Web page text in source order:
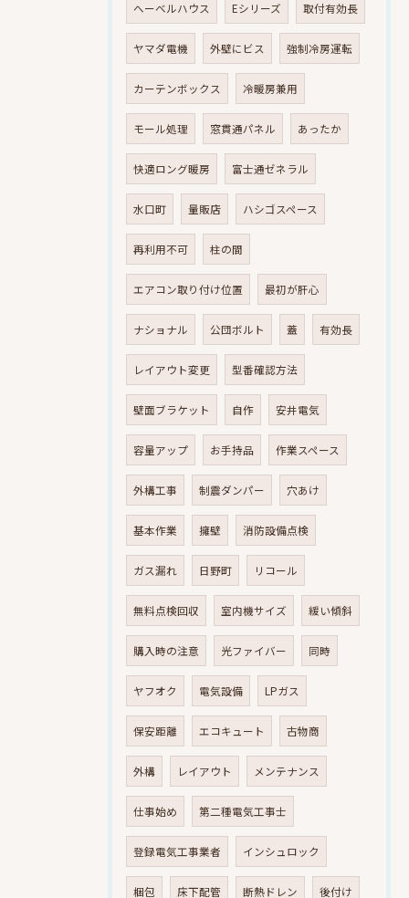
へーベルハウス Eシリーズ 取付有効長
ヤマダ電機 外壁にビス 強制冷房運転
カーテンボックス 冷暖房兼用
モール処理 窓貫通パネル あったか
快適ロング暖房 富士通ゼネラル
水口町 量販店 ハシゴスペース
再利用不可 柱の間
エアコン取り付け位置 最初が肝心
ナショナル 公団ボルト 蓋 有効長
レイアウト変更 型番確認方法
壁面ブラケット 自作 安井電気
容量アップ お手持品 作業スペース
外構工事 制震ダンパー 穴あけ
基本作業 擁壁 消防設備点検
ガス漏れ 日野町 リコール
無料点検回収 室内機サイズ 緩い傾斜
購入時の注意 光ファイバー 同時
ヤフオク 電気設備 LPガス
保安距離 エコキュート 古物商
外構 レイアウト メンテナンス
仕事始め 第二種電気工事士
登録電気工事業者 インシュロック
梱包 床下配管 断熱ドレン 後付け